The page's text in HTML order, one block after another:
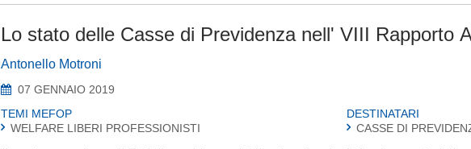
Lo stato delle Casse di Previdenza nell' VIII Rapporto
Antonello Motroni
07 GENNAIO 2019
TEMI MEFOP
WELFARE LIBERI PROFESSIONISTI
DESTINATARI
CASSE DI